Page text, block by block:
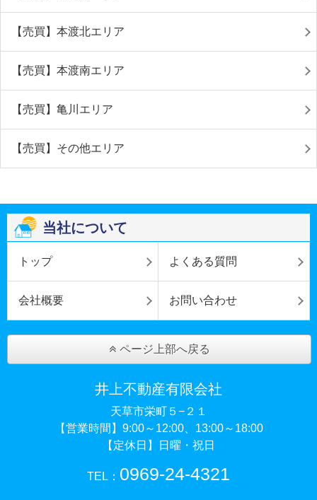
【売買】本渡北エリア
【売買】本渡南エリア
【売買】亀川エリア
【売買】その他エリア
当社について
トップ よくある質問
会社概要 お問い合わせ
ページ上部へ戻る
井上不動産有限会社
天草市栄町５−２１
【営業時間】9:00～12:00、13:00～18:00
【定休日】日曜・祝日
TEL： 0969-24-4321